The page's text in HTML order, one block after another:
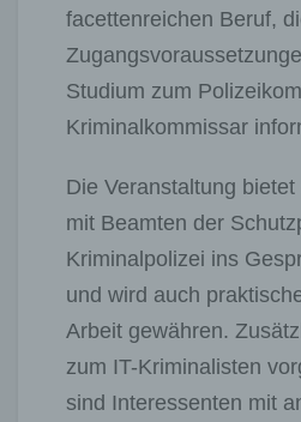
facettenreichen Beruf,
Studium zum
Kriminalkommissar
Die Veranstaltung
mit Beamten der
Kriminalpolizei ins
und wird auch
Arbeit gewähren.
zum IT-Kriminalisten
sind Interessenten mit